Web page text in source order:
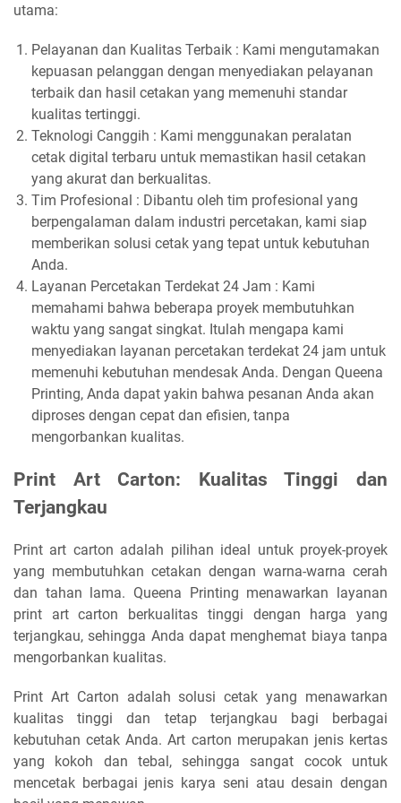
utama:
Pelayanan dan Kualitas Terbaik : Kami mengutamakan
kepuasan pelanggan dengan menyediakan pelayanan
terbaik dan hasil cetakan yang memenuhi standar
kualitas tertinggi.
Teknologi Canggih : Kami menggunakan peralatan
cetak digital terbaru untuk memastikan hasil cetakan
yang akurat dan berkualitas.
Tim Profesional : Dibantu oleh tim profesional yang
berpengalaman dalam industri percetakan, kami siap
memberikan solusi cetak yang tepat untuk kebutuhan
Anda.
Layanan Percetakan Terdekat 24 Jam : Kami
memahami bahwa beberapa proyek membutuhkan
waktu yang sangat singkat. Itulah mengapa kami
menyediakan layanan percetakan terdekat 24 jam untuk
memenuhi kebutuhan mendesak Anda. Dengan Queena
Printing, Anda dapat yakin bahwa pesanan Anda akan
diproses dengan cepat dan efisien, tanpa
mengorbankan kualitas.
Print Art Carton: Kualitas Tinggi dan
Terjangkau
Print art carton adalah pilihan ideal untuk proyek-proyek
yang membutuhkan cetakan dengan warna-warna cerah
dan tahan lama. Queena Printing menawarkan layanan
print art carton berkualitas tinggi dengan harga yang
terjangkau, sehingga Anda dapat menghemat biaya tanpa
mengorbankan kualitas.
Print Art Carton adalah solusi cetak yang menawarkan
kualitas tinggi dan tetap terjangkau bagi berbagai
kebutuhan cetak Anda. Art carton merupakan jenis kertas
yang kokoh dan tebal, sehingga sangat cocok untuk
mencetak berbagai jenis karya seni atau desain dengan